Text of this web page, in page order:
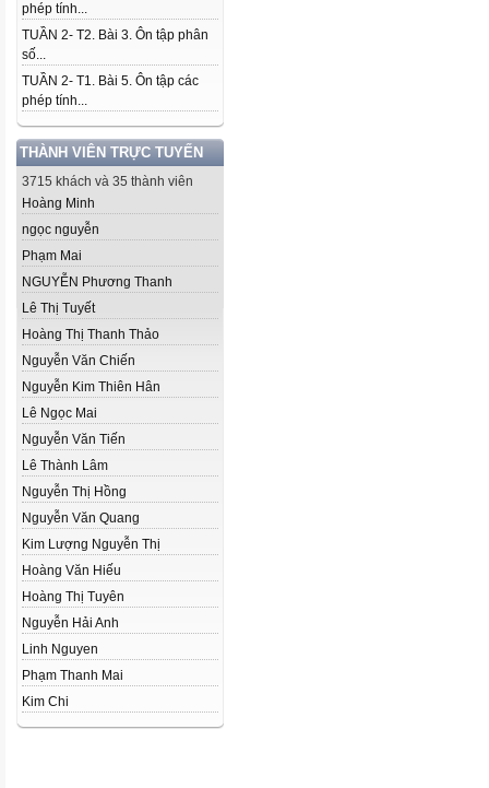
phép tính...
TUẦN 2- T2. Bài 3. Ôn tập phân
số...
TUẦN 2- T1. Bài 5. Ôn tập các
phép tính...
THÀNH VIÊN TRỰC TUYẾN
3715 khách và 35 thành viên
Hoàng Minh
ngọc nguyễn
Phạm Mai
NGUYỄN Phương Thanh
Lê Thị Tuyết
Hoàng Thị Thanh Thảo
Nguyễn Văn Chiến
Nguyễn Kim Thiên Hân
Lê Ngọc Mai
Nguyễn Văn Tiến
Lê Thành Lâm
Nguyễn Thị Hồng
Nguyễn Văn Quang
Kim Lượng Nguyễn Thị
Hoàng Văn Hiếu
Hoàng Thị Tuyên
Nguyễn Hải Anh
Linh Nguyen
Phạm Thanh Mai
Kim Chi